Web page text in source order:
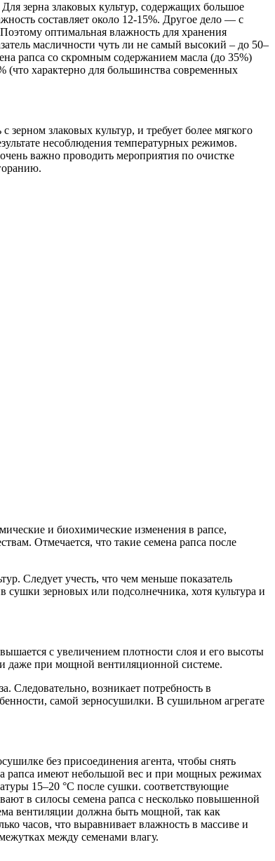
зерна злаковых культур, содержащих большое
составляет около 12-15%. Другое дело — с
оптимальная влажность для хранения
масличности чуть ли не самый высокий – до 50–
рапса со скромным содержанием масла (до 35%)
(что характерно для большинства современных
злаковых культур, и требует более мягкого
несоблюдения температурных режимов.
важно проводить мероприятия по очистке
и биохимические изменения в рапсе,
Отмечается, что такие семена рапса после
Следует учесть, что чем меньше показатель
зерновых или подсолнечника, хотя культура и
с увеличением плотности слоя и его высоты
даже при мощной вентиляционной системе.
Следовательно, возникает потребность в
самой зерносушилки. В сушильном агрегате
без присоединения агента, чтобы снять
рапса имеют небольшой вес и при мощных режимах
15–20 °С после сушки. соответствующие
в силосы семена рапса с несколько повышенной
вентиляции должна быть мощной, так как
часов, что выравнивает влажность в массиве и
между семенами влагу.